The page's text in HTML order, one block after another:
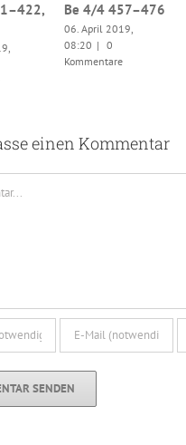
Be 4/4 457–476
06. April 2019,
08:20 | 0
Kommentare
einen Kommentar